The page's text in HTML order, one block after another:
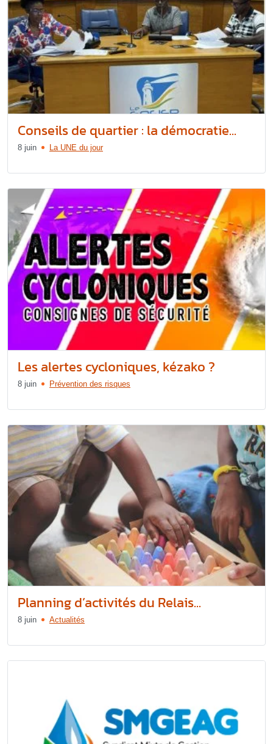
Conseils de quartier : la démocratie...
8 juin La UNE du jour
Les alertes cycloniques, kézako ?
8 juin Prévention des risques
Planning d’activités du Relais...
8 juin Actualités